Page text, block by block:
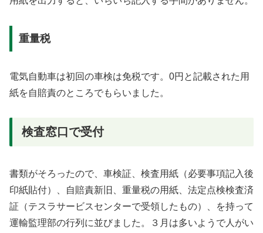
重量税
電気自動車は初回の車検は免税です。0円と記載された用
紙を自賠責のところでもらいました。
検査窓口で受付
書類がそろったので、車検証、検査用紙（必要事項記入後
印紙貼付）、自賠責新旧、重量税の用紙、法定点検検査済
証（テスラサービスセンターで受領したもの）、を持って
運輸監理部の行列に並びました。３月は多いようで人がい